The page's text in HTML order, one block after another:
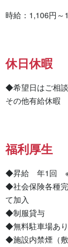
時給：1,106円～
休日休暇
◆希望日はご相
その他有給休暇
福利厚生
◆昇給　年1回　
◆社会保険各種
て加入
◆制服貸与
◆無料駐車場あ
◆施設内禁煙（敷